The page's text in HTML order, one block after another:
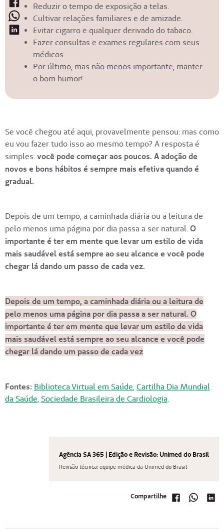
Reduzir o tempo de exposição a telas.
Cultivar relações familiares e de amizade.
Evitar cigarro e qualquer derivado do tabaco.
Fazer consultas e exames regulares com seus
médicos.
Por último, mas não menos importante, manter
o bom humor!
Se você chegou até aqui, provavelmente pensou: mas como
eu vou fazer tudo isso ao mesmo tempo? A resposta é
simples: você pode começar aos poucos. A adoção de
novos e bons hábitos é sempre mais efetiva quando é
gradual.
Depois de um tempo, a caminhada diária ou a leitura de
pelo menos uma página por dia passa a ser natural. O
importante é ter em mente que levar um estilo de vida
mais saudável está sempre ao seu alcance e você pode
chegar lá dando um passo de cada vez.
Depois de um tempo, a caminhada diária ou a leitura de
pelo menos uma página por dia passa a ser natural. O
importante é ter em mente que levar um estilo de vida
mais saudável está sempre ao seu alcance e você pode
chegar lá dando um passo de cada vez
Fontes: Biblioteca Virtual em Saúde, Cartilha Dia Mundial
da Saúde, Sociedade Brasileira de Cardiologia.
Agência SA 365 | Edição e Revisão: Unimed do Brasil
Revisão técnica: equipe médica da Unimed do Brasil
Compartilhe